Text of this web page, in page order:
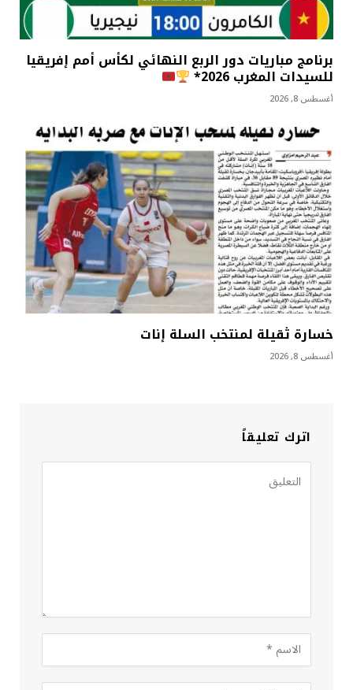
برنامج مباريات دور الربع النهائي لكأس أمم إفريقيا
للسيدات المغرب 2026*
أغسطس 8, 2026
خسارة ثقيلة لمنتخب السلة إنات
أغسطس 8, 2026
اترك تعليقاً